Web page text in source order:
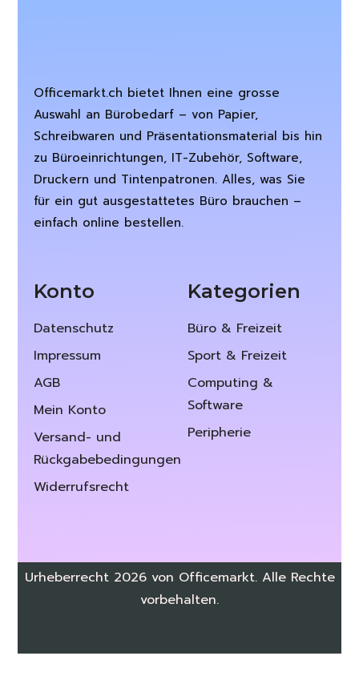
Officemarkt.ch bietet Ihnen eine grosse
Auswahl an Bürobedarf – von Papier,
Schreibwaren und Präsentationsmaterial bis hin
zu Büroeinrichtungen, IT-Zubehör, Software,
Druckern und Tintenpatronen. Alles, was Sie
für ein gut ausgestattetes Büro brauchen –
einfach online bestellen.
Konto
Datenschutz
Impressum
AGB
Mein Konto
Versand- und
Rückgabebedingungen
Widerrufsrecht
Kategorien
Büro & Freizeit
Sport & Freizeit
Computing &
Software
Peripherie
Urheberrecht 2026 von Officemarkt. Alle Rechte
vorbehalten.